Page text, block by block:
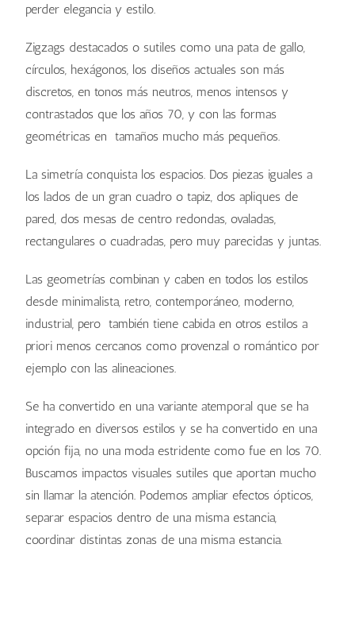
perder elegancia y estilo.
Zigzags destacados o sutiles como una pata de gallo,
círculos, hexágonos, los diseños actuales son más
discretos, en tonos más neutros, menos intensos y
contrastados que los años 70, y con las formas
geométricas en tamaños mucho más pequeños.
La simetría conquista los espacios. Dos piezas iguales a
los lados de un gran cuadro o tapiz, dos apliques de
pared, dos mesas de centro redondas, ovaladas,
rectangulares o cuadradas, pero muy parecidas y juntas.
Las geometrías combinan y caben en todos los estilos
desde minimalista, retro, contemporáneo, moderno,
industrial, pero también tiene cabida en otros estilos a
priori menos cercanos como provenzal o romántico por
ejemplo con las alineaciones.
Se ha convertido en una variante atemporal que se ha
integrado en diversos estilos y se ha convertido en una
opción fija, no una moda estridente como fue en los 70.
Buscamos impactos visuales sutiles que aportan mucho
sin llamar la atención. Podemos ampliar efectos ópticos,
separar espacios dentro de una misma estancia,
coordinar distintas zonas de una misma estancia.